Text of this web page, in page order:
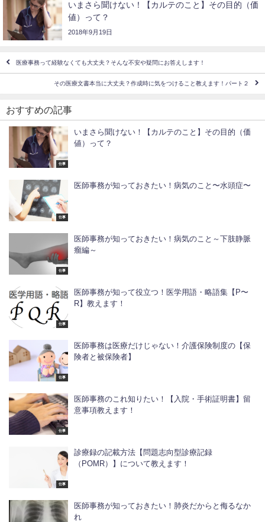
いまさら聞けない！【カルテのこと】その目的（価
値）って？
2018年9月19日
医療事務って経験なくても大丈夫？そんな不安や疑問にお答えします！
その医療文書本当に大丈夫？作成時に気をつけること教えます！パート２
おすすめの記事
仕事
いまさら聞けない！【カルテのこと】その目的（価
値）って？
仕事
医師事務が知っておきたい！病気のこと〜水頭症〜
仕事
医師事務が知っておきたい！病気のこと～下肢静脈
瘤編～
仕事
医師事務が知って役立つ！医学用語・略語集【P〜
R】教えます！
仕事
医師事務は医療だけじゃない！介護保険制度の【保
険者と被保険者】
仕事
医師事務のこれ知りたい！【入院・手術証明書】留
意事項教えます！
仕事
診療録の記載方法【問題志向型診療記録
（POMR）】について教えます！
医師事務が知っておきたい！肺炎だからと侮るなか
れ